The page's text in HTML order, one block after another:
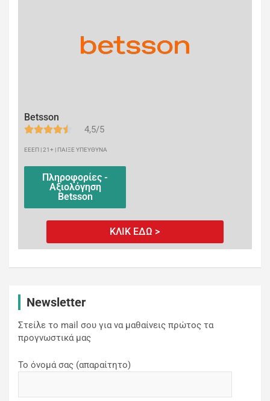
Betsson
4,5/5
ΕΕΕΠ | 21+ | ΠΑΙΞΕ ΥΠΕΥΘΥΝΑ
Πληροφορίες -
Αξιολόγηση
Betsson
ΚΛΙΚ ΕΔΩ >
Newsletter
Στείλε το mail σου για να μαθαίνεις πρώτος τα
προγνωστικά μας
Το όνομά σας (απαραίτητο)